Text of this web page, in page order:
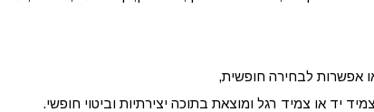
אפשרות לבחירה חופשית,
או צמיד רגל ומוצאת בתוכה יצירתיות וביטוי חופשי.